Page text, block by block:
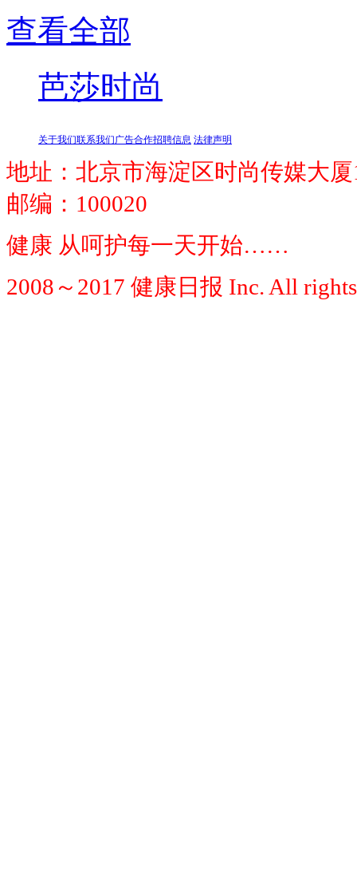
查看全部
芭莎时尚
关于我们联系我们广告合作招聘信息 法律声明
地址：北京市海淀区时尚传媒大厦
邮编：100020
健康 从呵护每一天开始……
2008～2017 健康日报 Inc. All